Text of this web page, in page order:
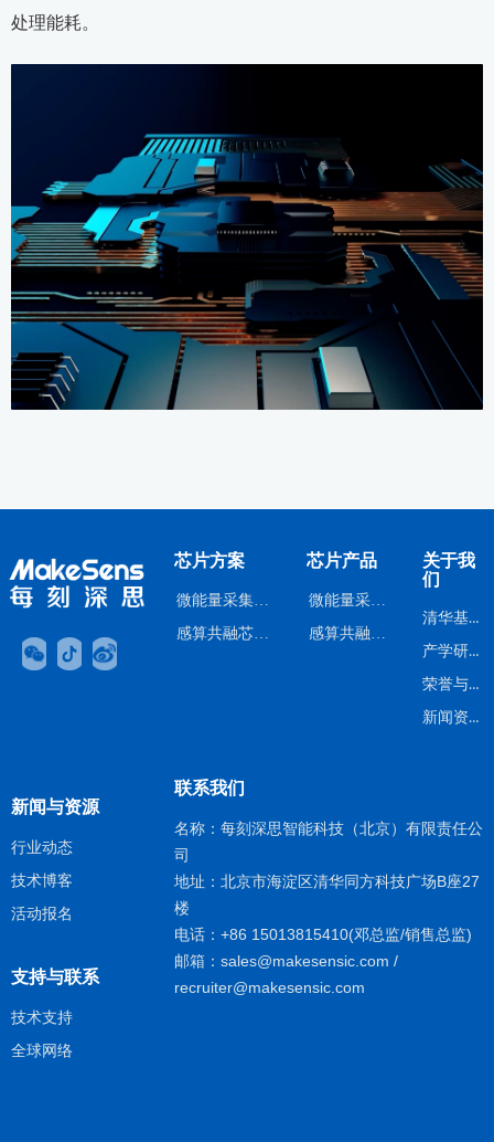
处理能耗。
芯片方案
微能量采集芯片方案
感算共融芯片方案
清华基因
产学研背景
荣誉与认证
新闻资讯
关于我
们
芯片产品
微能量采集芯片
感算共融芯片
新闻与资源
行业动态
技术博客
活动报名
支持与联系
技术支持​
全球网络
联系我们
名称：每刻深思智能科技（北京）有限责任公
司
地址：北京市海淀区清华同方科技广场B座27
楼
电话：+86 15013815410(邓总监/销售总监)
邮箱：sales@makesensic.com /
recruiter@makesensic.com